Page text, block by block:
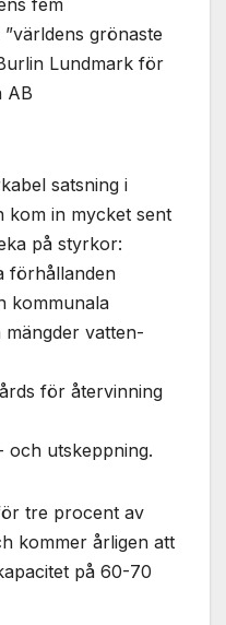
fem
grönaste
Lundmark för
AB
satsning i
kom in mycket sent
på styrkor:
förhållanden
kommunala
mängder vatten-
för återvinning
och utskeppning.
tre procent av
kommer årligen att
på 60-70